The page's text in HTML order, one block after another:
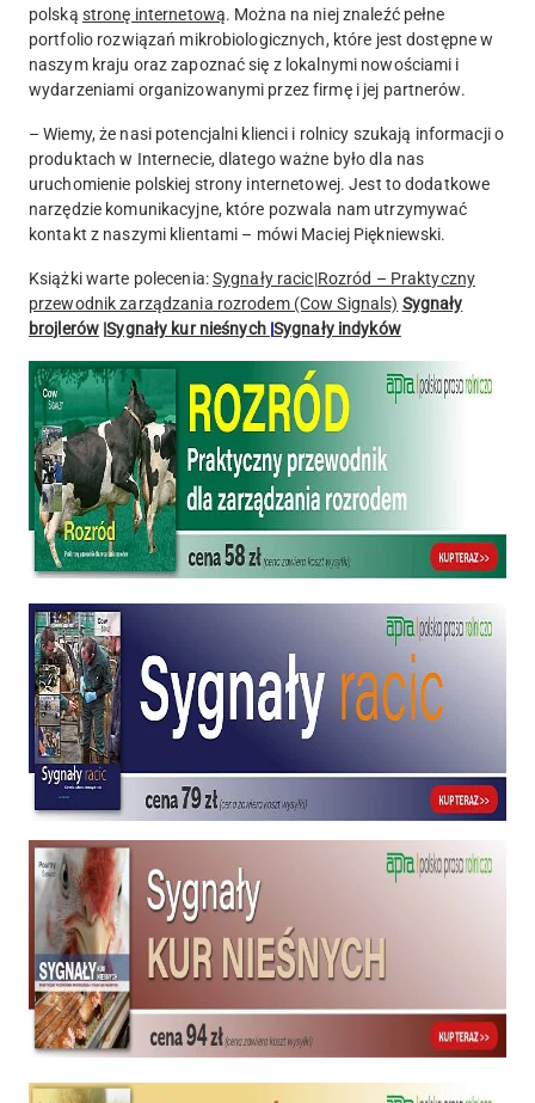
polską stronę internetową. Można na niej znaleźć pełne
portfolio rozwiązań mikrobiologicznych, które jest dostępne w
naszym kraju oraz zapoznać się z lokalnymi nowościami i
wydarzeniami organizowanymi przez firmę i jej partnerów.
– Wiemy, że nasi potencjalni klienci i rolnicy szukają informacji o
produktach w Internecie, dlatego ważne było dla nas
uruchomienie polskiej strony internetowej. Jest to dodatkowe
narzędzie komunikacyjne, które pozwala nam utrzymywać
kontakt z naszymi klientami – mówi Maciej Piękniewski.
Książki warte polecenia:Sygnały racic|Rozród – Praktyczny
przewodnik zarządzania rozrodem (Cow Signals) Sygnały
brojlerów |Sygnały kur nieśnych |Sygnały indyków